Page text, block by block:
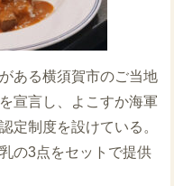
ある横須賀市のご当地
宣言し、よこすか海軍
定制度を設けている。
の3点をセットで提供